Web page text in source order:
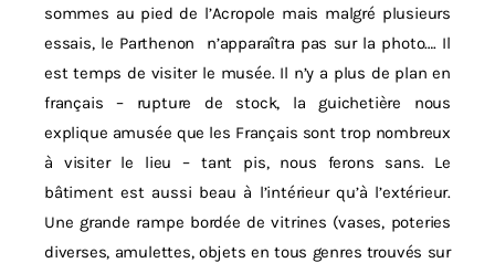
sommes au pied de l’Acropole mais malgré plusieurs
essais, le Parthenon
n’apparaîtra pas sur la photo…. Il
est temps de visiter le musée. Il n’y a plus de plan en
français – rupture de stock, la guichetière nous
explique amusée que les Français sont trop nombreux
à visiter le lieu – tant pis, nous ferons sans. Le
bâtiment est aussi beau à l’intérieur qu’à l’extérieur.
Une grande rampe bordée de vitrines (vases, poteries
diverses, amulettes, objets en tous genres trouvés sur